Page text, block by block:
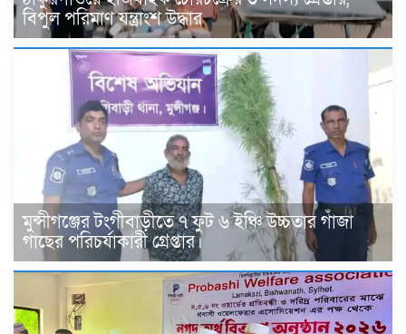
বিপুল পরিমাণ যন্ত্রাংশ উদ্ধার ‎
মুন্সীগঞ্জের টংগীবাড়ীতে ৭ ফুট ৬ ইঞ্চি উচ্চতার গাঁজা
গাছের পরিচর্যাকারী গ্রেপ্তার।